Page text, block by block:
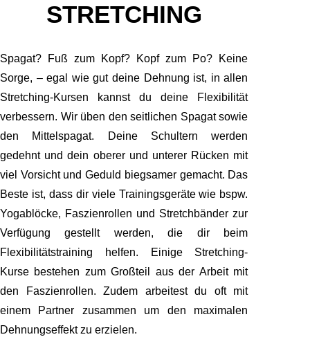
STRETCHING
Spagat? Fuß zum Kopf? Kopf zum Po? Keine
Sorge, – egal wie gut deine Dehnung ist, in allen
Stretching-Kursen kannst du deine Flexibilität
verbessern. Wir üben den seitlichen Spagat sowie
den Mittelspagat. Deine Schultern werden
gedehnt und dein oberer und unterer Rücken mit
viel Vorsicht und Geduld biegsamer gemacht. Das
Beste ist, dass dir viele Trainingsgeräte wie bspw.
Yogablöcke, Faszienrollen und Stretchbänder zur
Verfügung gestellt werden, die dir beim
Flexibilitätstraining helfen. Einige Stretching-
Kurse bestehen zum Großteil aus der Arbeit mit
den Faszienrollen. Zudem arbeitest du oft mit
einem Partner zusammen um den maximalen
Dehnungseffekt zu erzielen.